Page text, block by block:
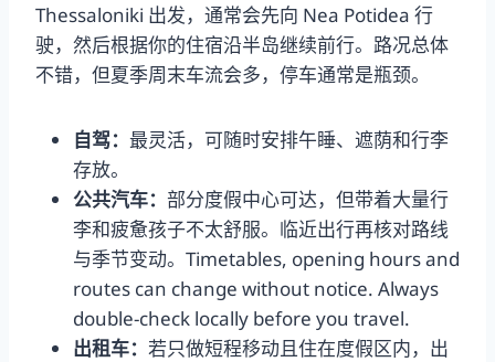
Thessaloniki 出发，通常会先向 Nea Potidea 行
驶，然后根据你的住宿沿半岛继续前行。路况总体
不错，但夏季周末车流会多，停车通常是瓶颈。
自驾： 最灵活，可随时安排午睡、遮荫和行李
存放。
公共汽车： 部分度假中心可达，但带着大量行
李和疲惫孩子不太舒服。临近出行再核对路线
与季节变动。Timetables, opening hours and
routes can change without notice. Always
double-check locally before you travel.
出租车： 若只做短程移动且住在度假区内，出